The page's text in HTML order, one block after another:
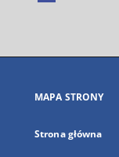
się
karcie
MAPA STRONY
Strona główna